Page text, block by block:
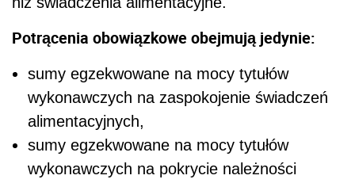
Potrącenia obowiązkowe obejmują jedynie:
sumy egzekwowane na mocy tytułów
wykonawczych na zaspokojenie świadczeń
alimentacyjnych,
sumy egzekwowane na mocy tytułów
wykonawczych na pokrycie należności